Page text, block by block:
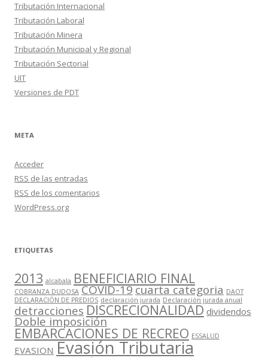
Tributación Internacional
Tributación Laboral
Tributación Minera
Tributación Municipal y Regional
Tributación Sectorial
UIT
Versiones de PDT
META
Acceder
RSS de las entradas
RSS de los comentarios
WordPress.org
ETIQUETAS
2013 alcabala BENEFICIARIO FINAL
COBRANZA DUDOSA COVID-19cuarta categoria DAOT
DECLARACIÓN DE PREDIOS declaración jurada Declaración jurada anual
detracciones DISCRECIONALIDAD dividendos
Doble imposición
EMBARCACIONES DE RECREO ESSALUD
EVASION Evasión Tributaria